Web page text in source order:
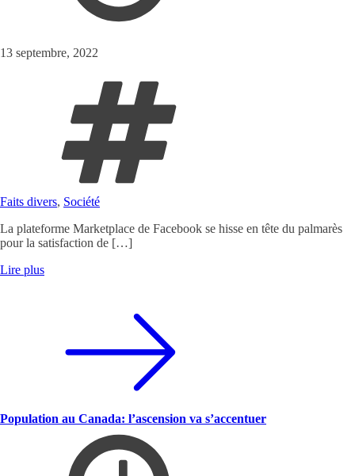
13 septembre, 2022
Faits divers, Société
La plateforme Marketplace de Facebook se hisse en tête du palmarès
pour la satisfaction de […]
Lire plus
Population au Canada: l’ascension va s’accentuer